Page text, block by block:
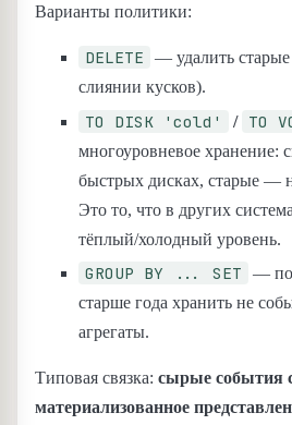
Варианты политики:
DELETE
— удалить
слиянии кусков).
TO DISK 'cold' / TO
многоуровневое хранение:
быстрых дисках, старые —
Это то, что в других
тёплый/холодный уровень.
GROUP BY ... SET
—
старше года хранить не
агрегаты.
Типовая связка: сырые события
материализованное